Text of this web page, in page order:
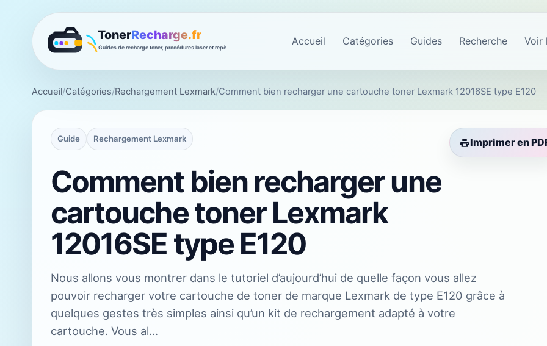
Accueil Catégories Guides Recherche Voir
Accueil/Catégories/Rechargement Lexmark/Comment bien recharger une cartouche toner Lexmark 12016SE type E120
Guide Rechargement Lexmark Imprimer en
Comment bien recharger une
cartouche toner Lexmark
12016SE type E120
Nous allons vous montrer dans le tutoriel d’aujourd’hui de quelle façon vous allez
pouvoir recharger votre cartouche de toner de marque Lexmark de type E120 grâce à
quelques gestes très simples ainsi qu’un kit de rechargement adapté à votre
cartouche. Vous al…